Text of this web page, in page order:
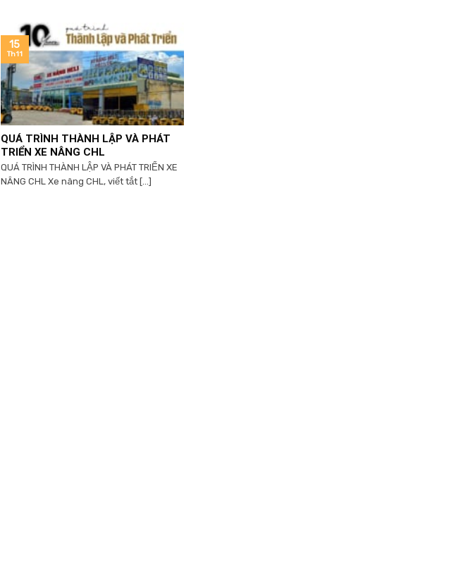
QUÁ TRÌNH THÀNH LẬP VÀ PHÁT
TRIỂN XE NÂNG CHL
QUÁ TRÌNH THÀNH LẬP VÀ PHÁT TRIỂN XE
NÂNG CHL Xe nâng CHL, viết tắt [...]
15
Th11